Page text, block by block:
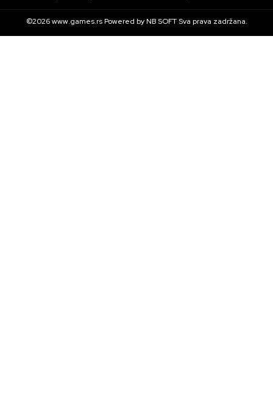
©2026www.games.rs Powered byNB SOFTSva prava zadržana.